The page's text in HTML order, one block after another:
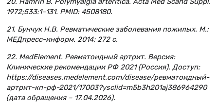
1972;533:1–131. PMID: 4508180.
21. Бунчук Н.В. Ревматические заболевания пожилых. М.:
МЕДпресс-информ. 2014; 272 с.
22. MedElement. Ревматоидный артрит. Версия:
Клинические рекомендации РФ 2021 (Россия). Доступ:
https://diseases.medelement.com/disease/ревматоидный-
артрит-кп-рф-2021/17003?ysclid=m5b3h201aj386964290
(дата обращения – 17.04.2026).